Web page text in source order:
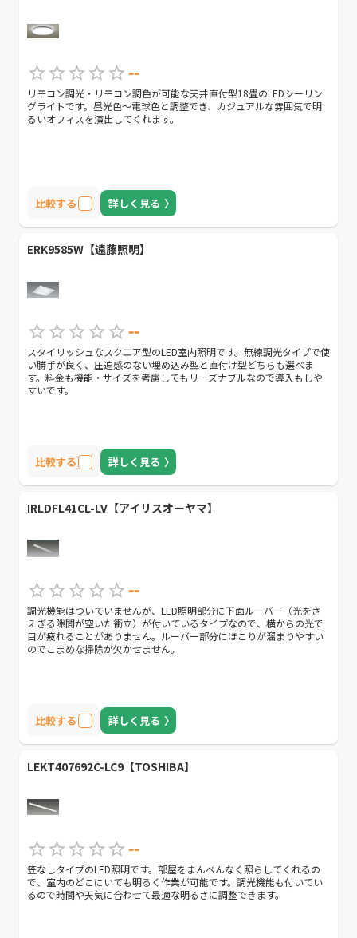
--
リモコン調光・リモコン調色が可能な天井直付型18畳のLEDシーリン
グライトです。昼光色～電球色と調整でき、カジュアルな雰囲気で明
るいオフィスを演出してくれます。
比較する 詳しく見る
ERK9585W【遠藤照明】
--
スタイリッシュなスクエア型のLED室内照明です。無線調光タイプで使
い勝手が良く、圧迫感のない埋め込み型と直付け型どちらも選べま
す。料金も機能・サイズを考慮してもリーズナブルなので導入もしや
すいです。
比較する 詳しく見る
IRLDFL41CL-LV【アイリスオーヤマ】
--
調光機能はついていませんが、LED照明部分に下面ルーバー（光をさ
えぎる隙間が空いた衝立）が付いているタイプなので、横からの光で
目が疲れることがありません。ルーバー部分にほこりが溜まりやすい
のでこまめな掃除が欠かせません。
比較する 詳しく見る
LEKT407692C-LC9【TOSHIBA】
--
笠なしタイプのLED照明です。部屋をまんべんなく照らしてくれるの
で、室内のどこにいても明るく作業が可能です。調光機能も付いてい
るので時間や天気に合わせて最適な明るさに調整できます。